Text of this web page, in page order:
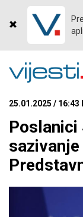
25.01.2025 /
Poslanici